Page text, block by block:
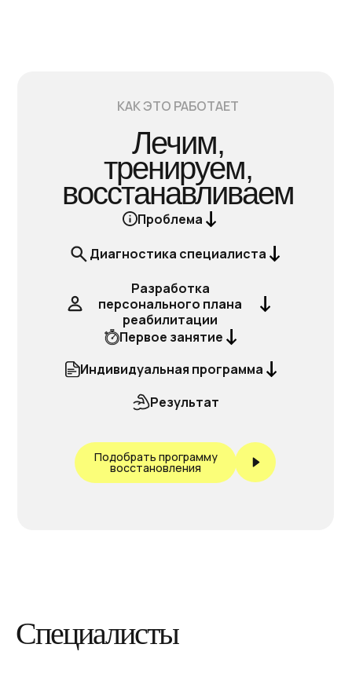
Лечим,
тренируем,
восстанавливаем
Диагностика специалиста
Проблема
Результат
Индивидуальная программа
Первое занятие
Разработка
персонального плана
реабилитации
КАК ЭТО РАБОТАЕТ
Подобрать программу
восстановления
Специалисты